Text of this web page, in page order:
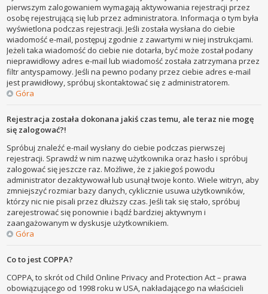
pierwszym zalogowaniem wymagają aktywowania rejestracji przez
osobę rejestrującą się lub przez administratora. Informacja o tym była
wyświetlona podczas rejestracji. Jeśli została wysłana do ciebie
wiadomość e-mail, postępuj zgodnie z zawartymi w niej instrukcjami.
Jeżeli taka wiadomość do ciebie nie dotarła, być może został podany
nieprawidłowy adres e-mail lub wiadomość została zatrzymana przez
filtr antyspamowy. Jeśli na pewno podany przez ciebie adres e-mail
jest prawidłowy, spróbuj skontaktować się z administratorem.
Góra
Rejestracja została dokonana jakiś czas temu, ale teraz nie mogę
się zalogować?!
Spróbuj znaleźć e-mail wysłany do ciebie podczas pierwszej
rejestracji. Sprawdź w nim nazwę użytkownika oraz hasło i spróbuj
zalogować się jeszcze raz. Możliwe, że z jakiegoś powodu
administrator dezaktywował lub usunął twoje konto. Wiele witryn, aby
zmniejszyć rozmiar bazy danych, cyklicznie usuwa użytkowników,
którzy nic nie pisali przez dłuższy czas. Jeśli tak się stało, spróbuj
zarejestrować się ponownie i bądź bardziej aktywnym i
zaangażowanym w dyskusje użytkownikiem.
Góra
Co to jest COPPA?
COPPA, to skrót od Child Online Privacy and Protection Act – prawa
obowiązującego od 1998 roku w USA, nakładającego na właścicieli